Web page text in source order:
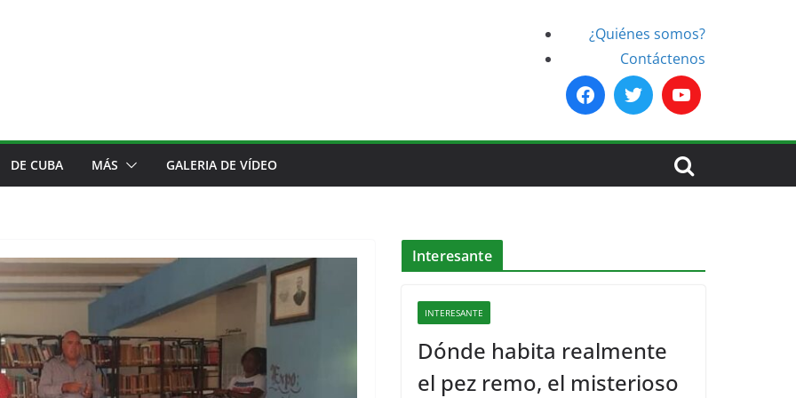
¿Quiénes somos?
Contáctenos
DE CUBA MÁS GALERIA DE VÍDEO
Interesante
INTERESANTE
Dónde habita realmente
el pez remo, el misterioso